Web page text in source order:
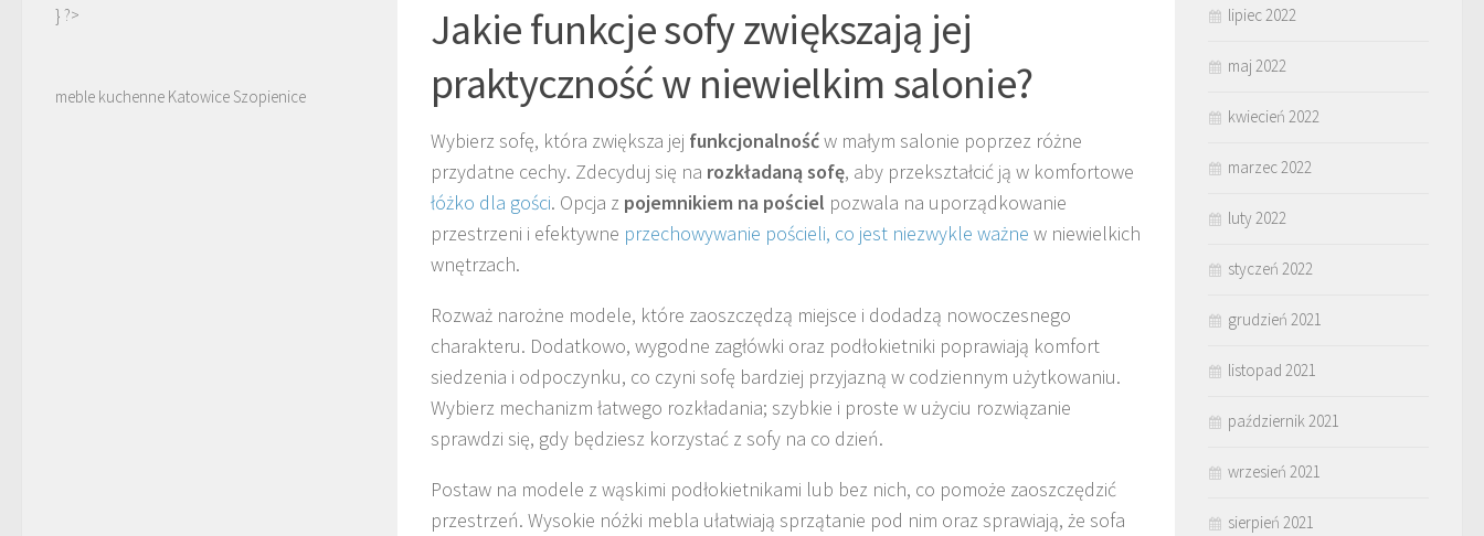
Jakie funkcje sofy zwiększają jej
praktyczność w niewielkim salonie?
Wybierz sofę, która zwiększa jej funkcjonalnośćw małym salonie poprzez różne
przydatne cechy. Zdecyduj się na rozkładaną sofę, aby przekształcić ją w komfortowe
łóżko dla gości. Opcja z pojemnikiem na pościel pozwala na uporządkowanie
przestrzeni i efektywne przechowywanie pościeli, co jest niezwykle ważne w niewielkich
wnętrzach.
Rozważ narożne modele, które zaoszczędzą miejsce i dodadzą nowoczesnego
charakteru. Dodatkowo, wygodne zagłówki oraz podłokietniki poprawiają komfort
siedzenia i odpoczynku, co czyni sofę bardziej przyjazną w codziennym użytkowaniu.
Wybierz mechanizm łatwego rozkładania; szybkie i proste w użyciu rozwiązanie
sprawdzi się, gdy będziesz korzystać z sofy na co dzień.
Postaw na modele z wąskimi podłokietnikami lub bez nich, co pomoże zaoszczędzić
przestrzeń. Wysokie nóżki mebla ułatwiają sprzątanie pod nim oraz sprawiają, że sofa
} ?>
meble kuchenne Katowice Szopienice
lipiec 2022
maj 2022
kwiecień 2022
marzec 2022
luty 2022
styczeń 2022
grudzień 2021
listopad 2021
październik 2021
wrzesień 2021
sierpień 2021